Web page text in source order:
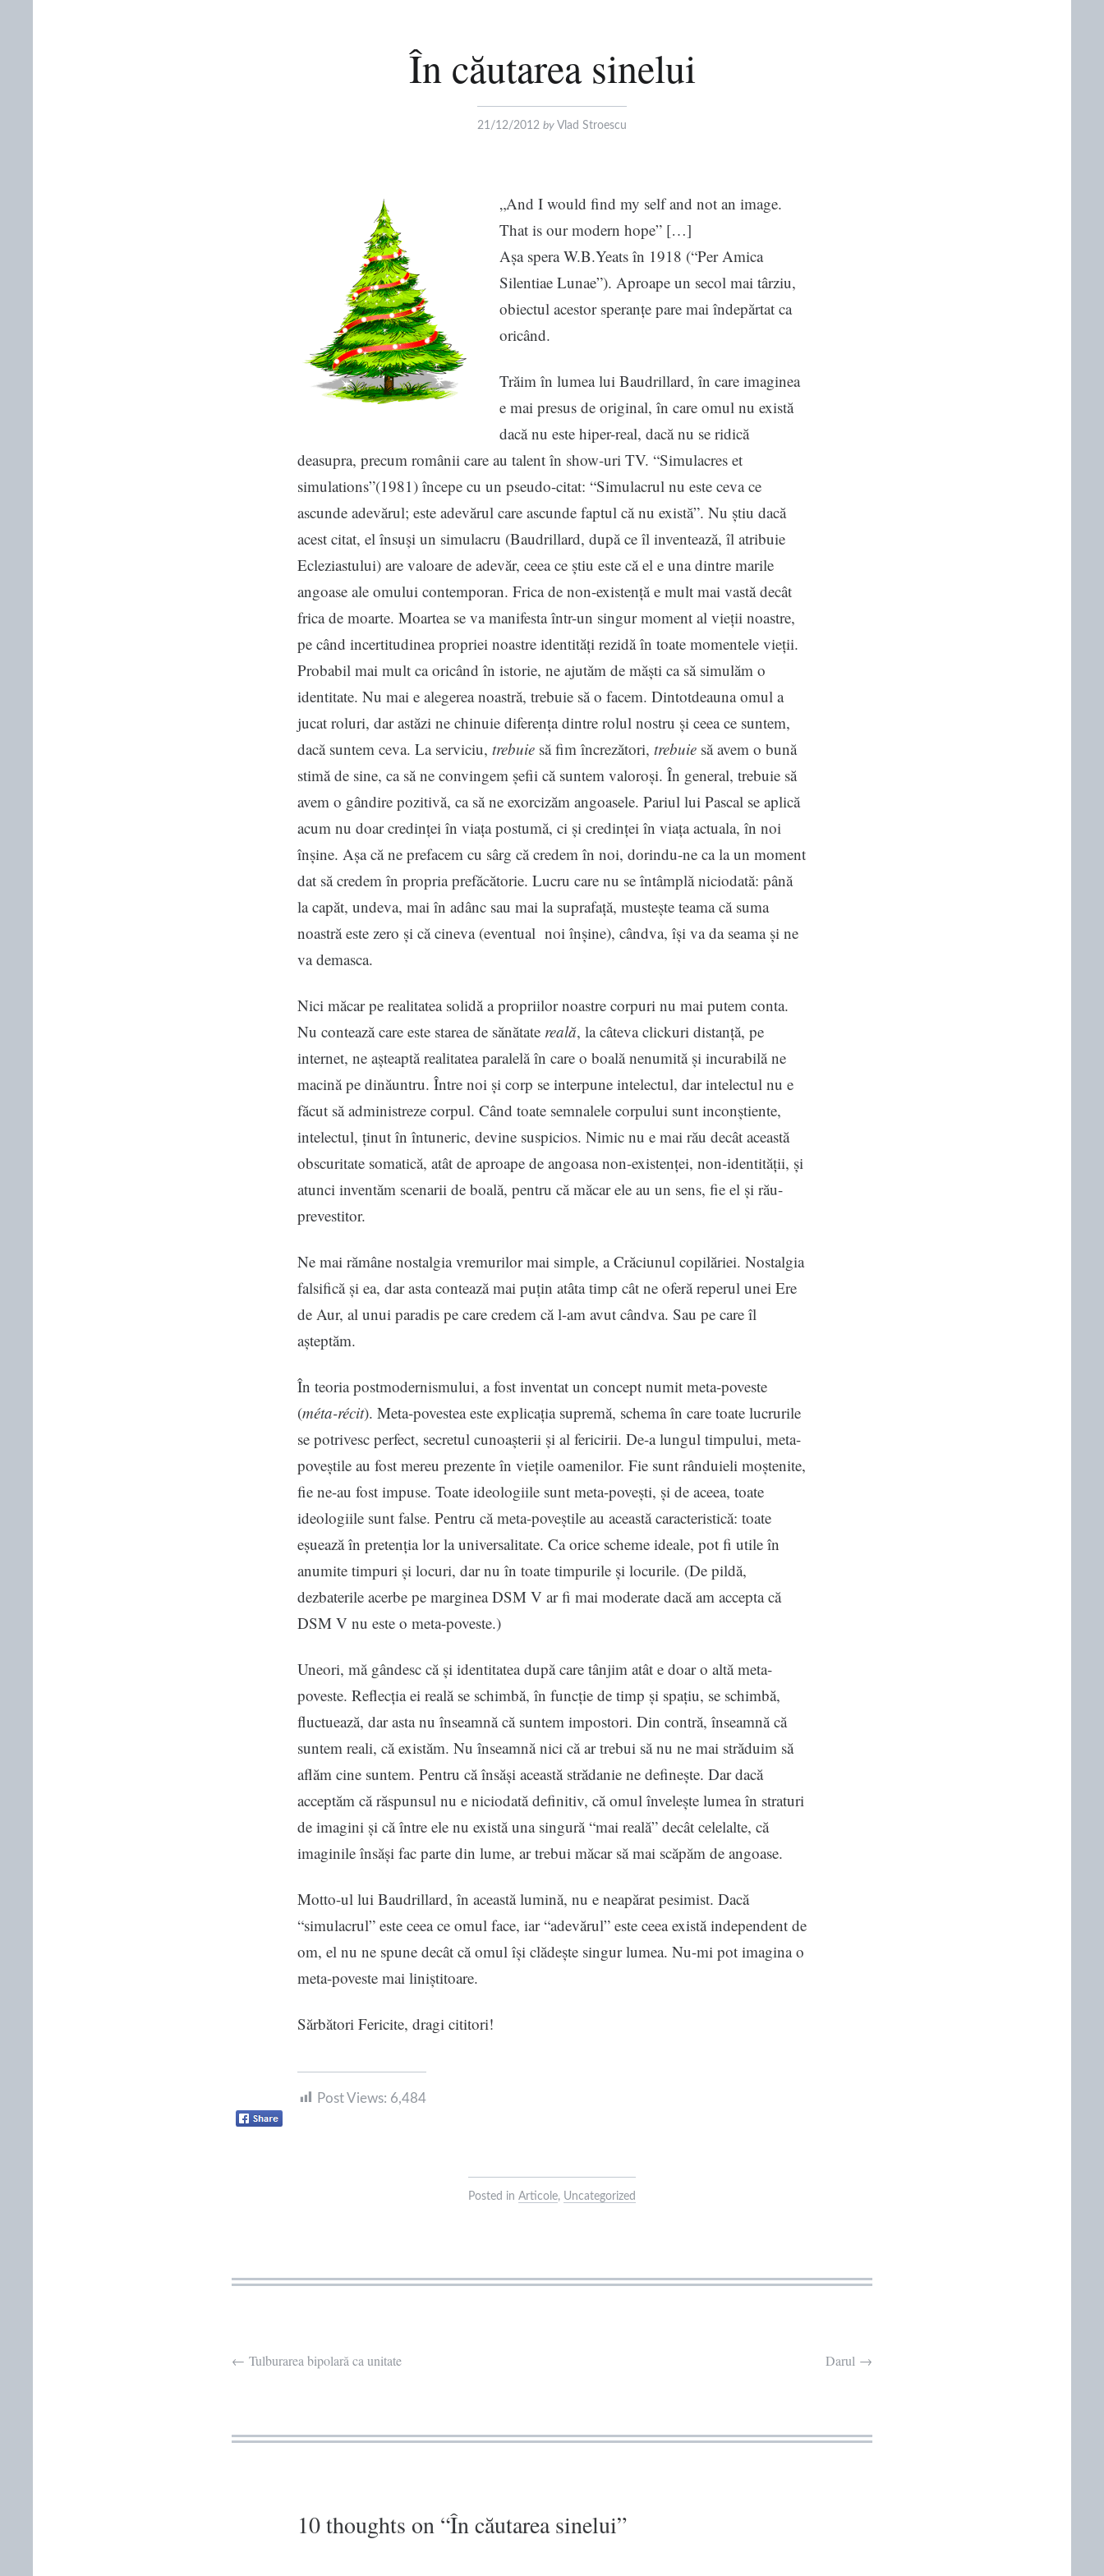
În căutarea sinelui
21/12/2012 by Vlad Stroescu
„And I would find my self and not an image.
That is our modern hope” […]
Așa spera W.B.Yeats în 1918 (“Per Amica
Silentiae Lunae”). Aproape un secol mai târziu,
obiectul acestor speranțe pare mai îndepărtat ca
oricând.
Trăim în lumea lui Baudrillard, în care imaginea
e mai presus de original, în care omul nu există
dacă nu este hiper-real, dacă nu se ridică
deasupra, precum românii care au talent în show-uri TV. “Simulacres et
simulations”(1981) începe cu un pseudo-citat: “Simulacrul nu este ceva ce
ascunde adevărul; este adevărul care ascunde faptul că nu există”. Nu știu dacă
acest citat, el însuși un simulacru (Baudrillard, după ce îl inventează, îl atribuie
Ecleziastului) are valoare de adevăr, ceea ce știu este că el e una dintre marile
angoase ale omului contemporan. Frica de non-existență e mult mai vastă decât
frica de moarte. Moartea se va manifesta într-un singur moment al vieții noastre,
pe când incertitudinea propriei noastre identități rezidă în toate momentele vieții.
Probabil mai mult ca oricând în istorie, ne ajutăm de măști ca să simulăm o
identitate. Nu mai e alegerea noastră, trebuie să o facem. Dintotdeauna omul a
jucat roluri, dar astăzi ne chinuie diferența dintre rolul nostru și ceea ce suntem,
dacă suntem ceva. La serviciu, trebuie să fim încrezători, trebuie să avem o bună
stimă de sine, ca să ne convingem șefii că suntem valoroși. În general, trebuie să
avem o gândire pozitivă, ca să ne exorcizăm angoasele. Pariul lui Pascal se aplică
acum nu doar credinței în viața postumă, ci și credinței în viața actuala, în noi
înșine. Așa că ne prefacem cu sârg că credem în noi, dorindu-ne ca la un moment
dat să credem în propria prefăcătorie. Lucru care nu se întâmplă niciodată: până
la capăt, undeva, mai în adânc sau mai la suprafață, mustește teama că suma
noastră este zero și că cineva (eventual noi înșine), cândva, își va da seama și ne
va demasca.
Nici măcar pe realitatea solidă a propriilor noastre corpuri nu mai putem conta.
Nu contează care este starea de sănătate reală, la câteva clickuri distanță, pe
internet, ne așteaptă realitatea paralelă în care o boală nenumită și incurabilă ne
macină pe dinăuntru. Între noi și corp se interpune intelectul, dar intelectul nu e
făcut să administreze corpul. Când toate semnalele corpului sunt inconștiente,
intelectul, ținut în întuneric, devine suspicios. Nimic nu e mai rău decât această
obscuritate somatică, atât de aproape de angoasa non-existenței, non-identității, și
atunci inventăm scenarii de boală, pentru că măcar ele au un sens, fie el și rău-
prevestitor.
Ne mai rămâne nostalgia vremurilor mai simple, a Crăciunul copilăriei. Nostalgia
falsifică și ea, dar asta contează mai puțin atâta timp cât ne oferă reperul unei Ere
de Aur, al unui paradis pe care credem că l-am avut cândva. Sau pe care îl
așteptăm.
În teoria postmodernismului, a fost inventat un concept numit meta-poveste
(méta-récit). Meta-povestea este explicația supremă, schema în care toate lucrurile
se potrivesc perfect, secretul cunoașterii și al fericirii. De-a lungul timpului, meta-
poveștile au fost mereu prezente în viețile oamenilor. Fie sunt rânduieli moștenite,
fie ne-au fost impuse. Toate ideologiile sunt meta-povești, și de aceea, toate
ideologiile sunt false. Pentru că meta-poveștile au această caracteristică: toate
eșuează în pretenția lor la universalitate. Ca orice scheme ideale, pot fi utile în
anumite timpuri și locuri, dar nu în toate timpurile și locurile. (De pildă,
dezbaterile acerbe pe marginea DSM V ar fi mai moderate dacă am accepta că
DSM V nu este o meta-poveste.)
Uneori, mă gândesc că și identitatea după care tânjim atât e doar o altă meta-
poveste. Reflecția ei reală se schimbă, în funcție de timp și spațiu, se schimbă,
fluctuează, dar asta nu înseamnă că suntem impostori. Din contră, înseamnă că
suntem reali, că existăm. Nu înseamnă nici că ar trebui să nu ne mai străduim să
aflăm cine suntem. Pentru că însăși această strădanie ne definește. Dar dacă
acceptăm că răspunsul nu e niciodată definitiv, că omul învelește lumea în straturi
de imagini și că între ele nu există una singură “mai reală” decât celelalte, că
imaginile însăși fac parte din lume, ar trebui măcar să mai scăpăm de angoase.
Motto-ul lui Baudrillard, în această lumină, nu e neapărat pesimist. Dacă
“simulacrul” este ceea ce omul face, iar “adevărul” este ceea există independent de
om, el nu ne spune decât că omul își clădește singur lumea. Nu-mi pot imagina o
meta-poveste mai liniștitoare.
Sărbători Fericite, dragi cititori!
Post Views: 6,484
Posted in Articole, Uncategorized
Post
← Tulburarea bipolară ca unitate Darul →
10 thoughts on “În căutarea sinelui”